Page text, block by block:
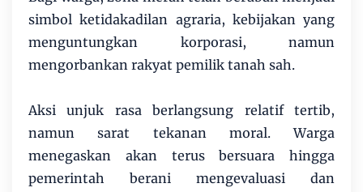
simbol ketidakadilan agraria, kebijakan yang
menguntungkan korporasi, namun
mengorbankan rakyat pemilik tanah sah.
Aksi unjuk rasa berlangsung relatif tertib,
namun sarat tekanan moral. Warga
menegaskan akan terus bersuara hingga
pemerintah berani mengevaluasi dan